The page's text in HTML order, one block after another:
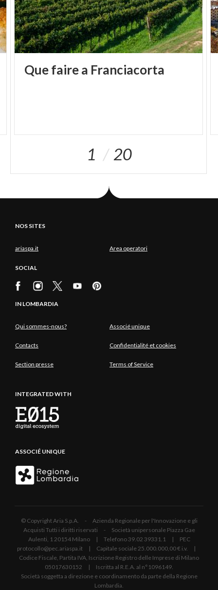
Quefairea Franciacorta
1 20
NOS SITES
ariaspa.it Area operatori
SOCIAL
IN LOMBARDIA
Qui sommes-nous? Associé unique
Contacts Confidentialité et cookies
Section presse Terms of Service
INTEGRATED WITH
ASSOCIÉ UNIQUE
© Copyright Aria S.p.A. - Azienda Regionale per l'Innovazione e gli
Acquisti Tutti i diritti riservati - Società unipersonale Piazza Gae
Aulenti, 1 20154 Milano | Telefono 39.02 39331.1 | PEC
protocollo@pec.ariaspa.it | Capitale sociale 25.000.000,00 € i.v. |
Codice Fiscale, Partita IVA, Iscrizione Registro delle Imprese di Milano
05017630152 | Iscritta al R.E.A. al n°1096149.
Società soggetta a direzione e coordinamento da parte della Regione
Lombardia.